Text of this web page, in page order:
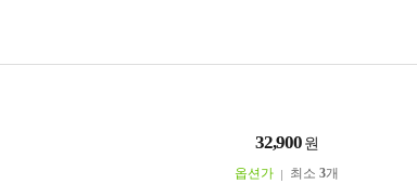
32,900 원
옵션가 최소 3개